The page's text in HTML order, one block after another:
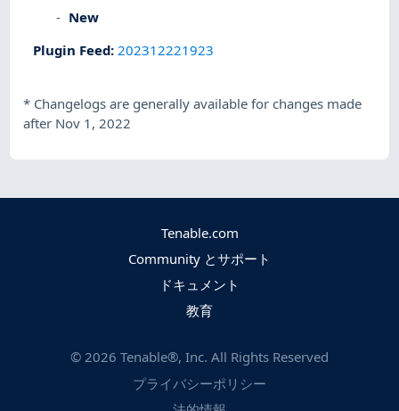
New
Plugin Feed: 202312221923
* Changelogs are generally available for changes made
after Nov 1, 2022
Tenable.com
Community とサポート
ドキュメント
教育
© 2026 Tenable®, Inc. All Rights Reserved
プライバシーポリシー